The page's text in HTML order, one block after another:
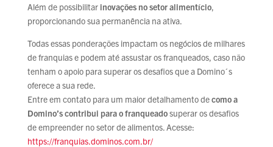
Além de possibilitar inovações no setor alimentício,
proporcionando sua permanência na ativa.
Todas essas ponderações impactam os negócios de milhares
de franquias e podem até assustar os franqueados, caso não
tenham o apoio para superar os desafios que a Domino´s
oferece a sua rede.
Entre em contato para um maior detalhamento decomo a
Domino’s contribui para o franqueadosuperar os desafios
de empreender no setor de alimentos. Acesse:
https://franquias.dominos.com.br/